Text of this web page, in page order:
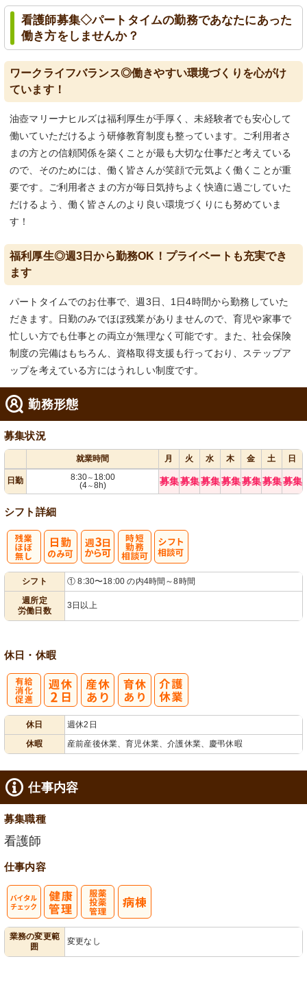
看護師募集◇パートタイムの勤務であなたにあった
働き方をしませんか？
ワークライフバランス◎働きやすい環境づくりを心がけ
ています！
油壺マリーナヒルズは福利厚生が手厚く、未経験者でも安心して
働いていただけるよう研修教育制度も整っています。ご利用者さ
まの方との信頼関係を築くことが最も大切な仕事だと考えている
ので、そのためには、働く皆さんが笑顔で元気よく働くことが重
要です。ご利用者さまの方が毎日気持ちよく快適に過ごしていた
だけるよう、働く皆さんのより良い環境づくりにも努めていま
す！
福利厚生◎週3日から勤務OK！プライベートも充実でき
ます
パートタイムでのお仕事で、週3日、1日4時間から勤務していた
だきます。日勤のみでほぼ残業がありませんので、育児や家事で
忙しい方でも仕事との両立が無理なく可能です。また、社会保険
制度の完備はもちろん、資格取得支援も行っており、ステップア
ップを考えている方にはうれしい制度です。
勤務形態
募集状況
就業時間 月 火 水 木 金 土 日
日勤 8:30～ 18:00
(4～8h) 募集募集募集募集募集募集募集
シフト詳細
シフト
① 8:30〜18:00 の内4時間～8時間
週所定
労働日数
3日以上
休日・休暇
休日
週休2日
休暇
産前産後休業、育児休業、介護休業、慶弔休暇
仕事内容
募集職種
看護師
仕事内容
業務の変更範
囲
変更なし